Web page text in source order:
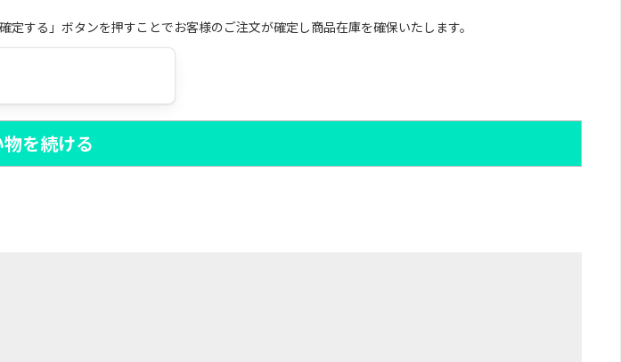
する」ボタンを押すことでお客様のご注文が確定し商品在庫を確保いたします。
を続ける